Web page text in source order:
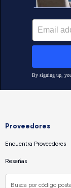
Proveedores
Encuentra Proveedores
Reseñas